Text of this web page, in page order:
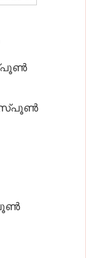
സ്പൂണ്‍